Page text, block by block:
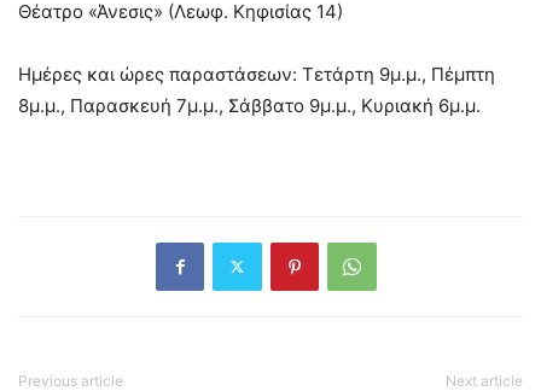
Θέατρο «Άνεσις» (Λεωφ. Κηφισίας 14)
Ημέρες και ώρες παραστάσεων: Τετάρτη 9μ.μ., Πέμπτη
8μ.μ., Παρασκευή 7μ.μ., Σάββατο 9μ.μ., Κυριακή 6μ.μ.
Previous article Next article